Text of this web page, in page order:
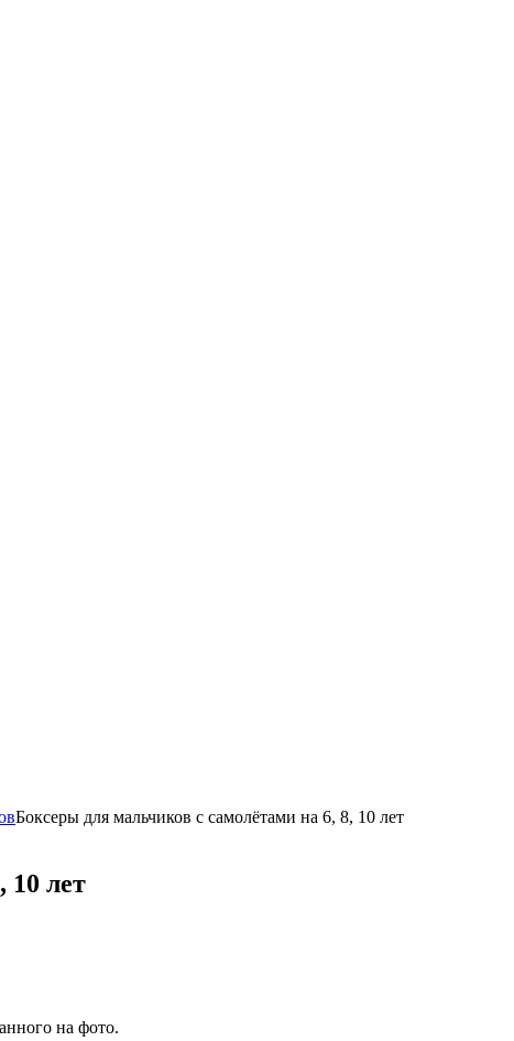
Боксеры для мальчиков с самолётами на 6, 8, 10 лет
10 лет
на фото.